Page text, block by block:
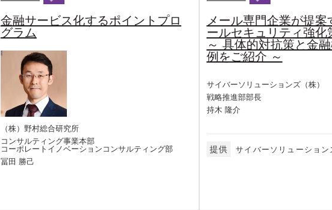
金融サービス化するポイントプロ
グラム
（株）野村総合研究所
コンサルティング事業本部
コーポレートイノベーションコンサルティング部
冨田 勝己
メール専門企業が提案
ールセキュリティ強化
～ 具体的対抗策と金
例をご紹介 ～
サイバーソリューションズ（株）
戦略推進部部長
持木 隆介
提供 サイバーソリューション